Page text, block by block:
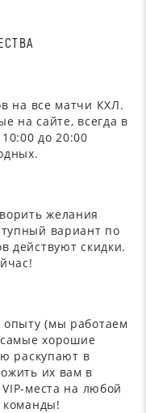
на все матчи КХЛ.
на сайте, всегда в
до 20:00
желания
вариант по
действуют скидки.
опыту (мы работаем
хорошие
раскупают в
их вам в
места на любой